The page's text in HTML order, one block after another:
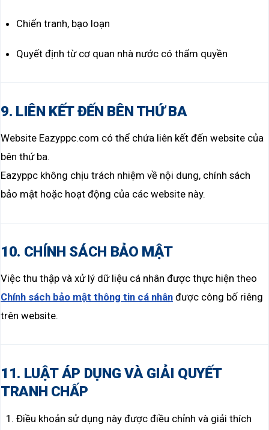
Chiến tranh, bạo loạn
Quyết định từ cơ quan nhà nước có thẩm quyền
9. LIÊN KẾT ĐẾN BÊN THỨ BA
Website Eazyppc.com có thể chứa liên kết đến website của
bên thứ ba.
Eazyppc không chịu trách nhiệm về nội dung, chính sách
bảo mật hoặc hoạt động của các website này.
10. CHÍNH SÁCH BẢO MẬT
Việc thu thập và xử lý dữ liệu cá nhân được thực hiện theo
Chính sách bảo mật thông tin cá nhân được công bố riêng
trên website.
11. LUẬT ÁP DỤNG VÀ GIẢI QUYẾT
TRANH CHẤP
Điều khoản sử dụng này được điều chỉnh và giải thích